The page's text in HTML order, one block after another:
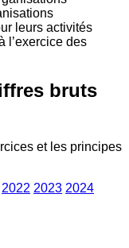
leurs activités
l’exercice des
bruts
et les principes
2022 2023 2024